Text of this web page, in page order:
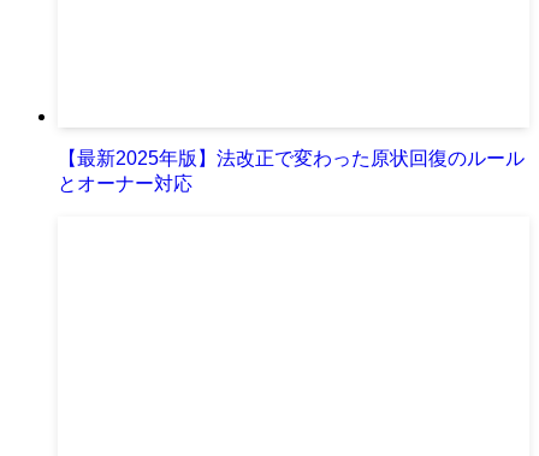
【最新2025年版】法改正で変わった原状回復のルール
とオーナー対応